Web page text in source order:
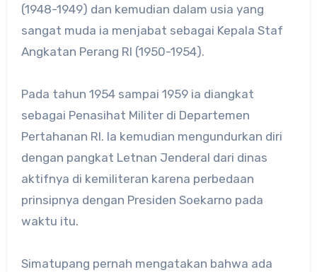
(1948-1949) dan kemudian dalam usia yang
sangat muda ia menjabat sebagai Kepala Staf
Angkatan Perang RI (1950-1954).
Pada tahun 1954 sampai 1959 ia diangkat
sebagai Penasihat Militer di Departemen
Pertahanan RI. Ia kemudian mengundurkan diri
dengan pangkat Letnan Jenderal dari dinas
aktifnya di kemiliteran karena perbedaan
prinsipnya dengan Presiden Soekarno pada
waktu itu.
Simatupang pernah mengatakan bahwa ada